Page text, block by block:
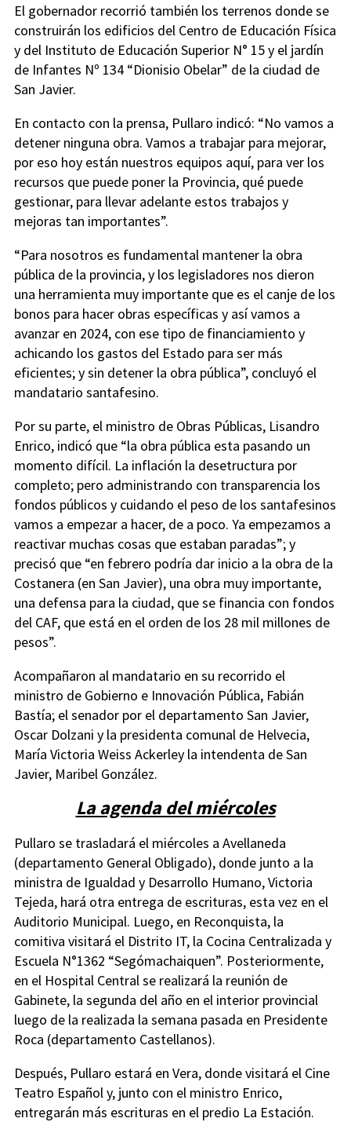
El gobernador recorrió también los terrenos donde se
construirán los edificios del Centro de Educación Física
y del Instituto de Educación Superior N° 15 y el jardín
de Infantes Nº 134 “Dionisio Obelar” de la ciudad de
San Javier.
En contacto con la prensa, Pullaro indicó: “No vamos a
detener ninguna obra. Vamos a trabajar para mejorar,
por eso hoy están nuestros equipos aquí, para ver los
recursos que puede poner la Provincia, qué puede
gestionar, para llevar adelante estos trabajos y
mejoras tan importantes”.
“Para nosotros es fundamental mantener la obra
pública de la provincia, y los legisladores nos dieron
una herramienta muy importante que es el canje de los
bonos para hacer obras específicas y así vamos a
avanzar en 2024, con ese tipo de financiamiento y
achicando los gastos del Estado para ser más
eficientes; y sin detener la obra pública”, concluyó el
mandatario santafesino.
Por su parte, el ministro de Obras Públicas, Lisandro
Enrico, indicó que “la obra pública esta pasando un
momento difícil. La inflación la desetructura por
completo; pero administrando con transparencia los
fondos públicos y cuidando el peso de los santafesinos
vamos a empezar a hacer, de a poco. Ya empezamos a
reactivar muchas cosas que estaban paradas”; y
precisó que “en febrero podría dar inicio a la obra de la
Costanera (en San Javier), una obra muy importante,
una defensa para la ciudad, que se financia con fondos
del CAF, que está en el orden de los 28 mil millones de
pesos”.
Acompañaron al mandatario en su recorrido el
ministro de Gobierno e Innovación Pública, Fabián
Bastía; el senador por el departamento San Javier,
Oscar Dolzani y la presidenta comunal de Helvecia,
María Victoria Weiss Ackerley la intendenta de San
Javier, Maribel González.
La agenda del miércoles
Pullaro se trasladará el miércoles a Avellaneda
(departamento General Obligado), donde junto a la
ministra de Igualdad y Desarrollo Humano, Victoria
Tejeda, hará otra entrega de escrituras, esta vez en el
Auditorio Municipal. Luego, en Reconquista, la
comitiva visitará el Distrito IT, la Cocina Centralizada y
Escuela N°1362 “Segómachaiquen”. Posteriormente,
en el Hospital Central se realizará la reunión de
Gabinete, la segunda del año en el interior provincial
luego de la realizada la semana pasada en Presidente
Roca (departamento Castellanos).
Después, Pullaro estará en Vera, donde visitará el Cine
Teatro Español y, junto con el ministro Enrico,
entregarán más escrituras en el predio La Estación.